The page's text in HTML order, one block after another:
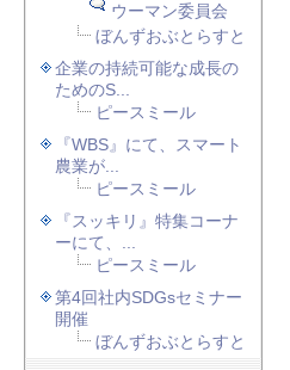
ウーマン委員会
ぼんずおぶとらすと
企業の持続可能な成長の
ためのS...
ピースミール
『WBS』にて、スマート
農業が...
ピースミール
『スッキリ』特集コーナ
ーにて、...
ピースミール
第4回社内SDGsセミナー
開催
ぼんずおぶとらすと